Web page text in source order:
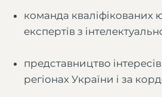
команда кваліфікованих
експертів з
представництво інтересів
регіонах України і за